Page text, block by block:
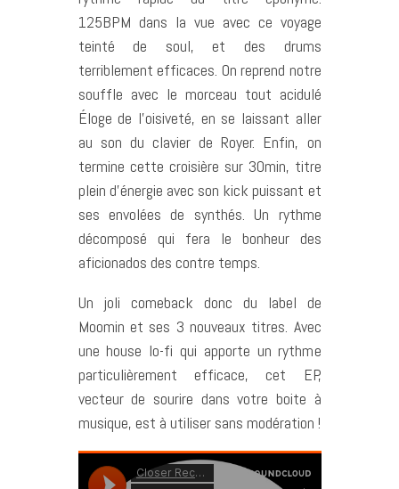
125BPM dans la vue avec ce voyage
teinté de soul, et des drums
terriblement efficaces. On reprend notre
souffle avec le morceau tout acidulé
Éloge de l’oisiveté, en se laissant aller
au son du clavier de Royer. Enfin, on
termine cette croisière sur 30min, titre
plein d’énergie avec son kick puissant et
ses envolées de synthés. Un rythme
décomposé qui fera le bonheur des
aficionados des contre temps.
Un joli comeback donc du label de
Moomin et ses 3 nouveaux titres. Avec
une house lo-fi qui apporte un rythme
particulièrement efficace, cet EP,
vecteur de sourire dans votre boite à
musique, est à utiliser sans modération !